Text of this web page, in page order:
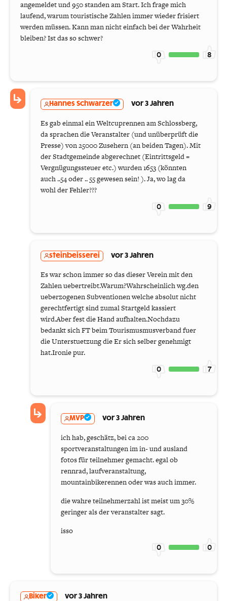
angemeldet und 950 standen am Start. Ich frage mich
laufend, warum touristische Zahlen immer wieder frisiert
werden müssen. Kann man nicht einfach bei der Wahrheit
bleiben? Ist das so schwer?
0 8
Hannes Schwarzer vor 3 Jahren
Es gab einmal ein Weltcuprennen am Schlossberg,
da sprachen die Veranstalter (und unüberprüft die
Presse) von 25000 Zusehern (an beiden Tagen). Mit
der Stadtgemeinde abgerechnet (Eintrittsgeld =
Vergnügungssteuer etc.) wurden 1653 (könnten
auch ..54 oder .. 55 gewesen sein! ). Ja, wo lag da
wohl der Fehler???
0 9
steinbeisserei vor 3 Jahren
Es war schon immer so das dieser Verein mit den
Zahlen uebertreibt.Warum?Wahrscheinlich wg.den
ueberzogenen Subventionen welche absolut nicht
gerechtfertigt sind zumal Startgeld kassiert
wird.Aber fest die Hand aufhalten.Nochdazu
bedankt sich FT beim Tourismusmusverband fuer
die Unterstuetzung die Er sich selber genehmigt
hat.Ironie pur.
0 7
MVP vor 3 Jahren
ich hab, geschätz, bei ca 200
sportveranstaltungen im in- und ausland
fotos für teilnehmer gemacht. egal ob
rennrad, laufveranstaltung,
mountainbikerennen oder was auch immer.
die wahre teilnehmerzahl ist meist um 30%
geringer als der veranstalter sagt.
isso
0 0
Biker vor 3 Jahren